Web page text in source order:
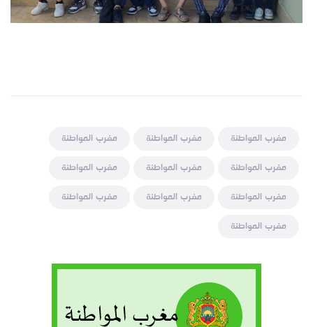
مغرب المواطنة مغرب المواطنة
مغرب المواطنة
مغرب المواطنة
مغرب المواطنة
مغرب المواطنة
مغرب المواطنة
مغرب المواطنة
مغرب المواطنة
مغرب المواطنة